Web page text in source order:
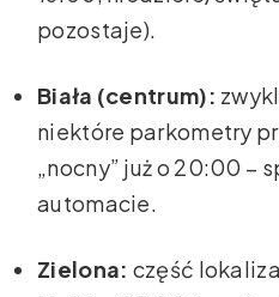
pozostaje).
Biała (centrum):
niektóre parkometry
„nocny” już o 20:00 –
automacie.
Zielona: część